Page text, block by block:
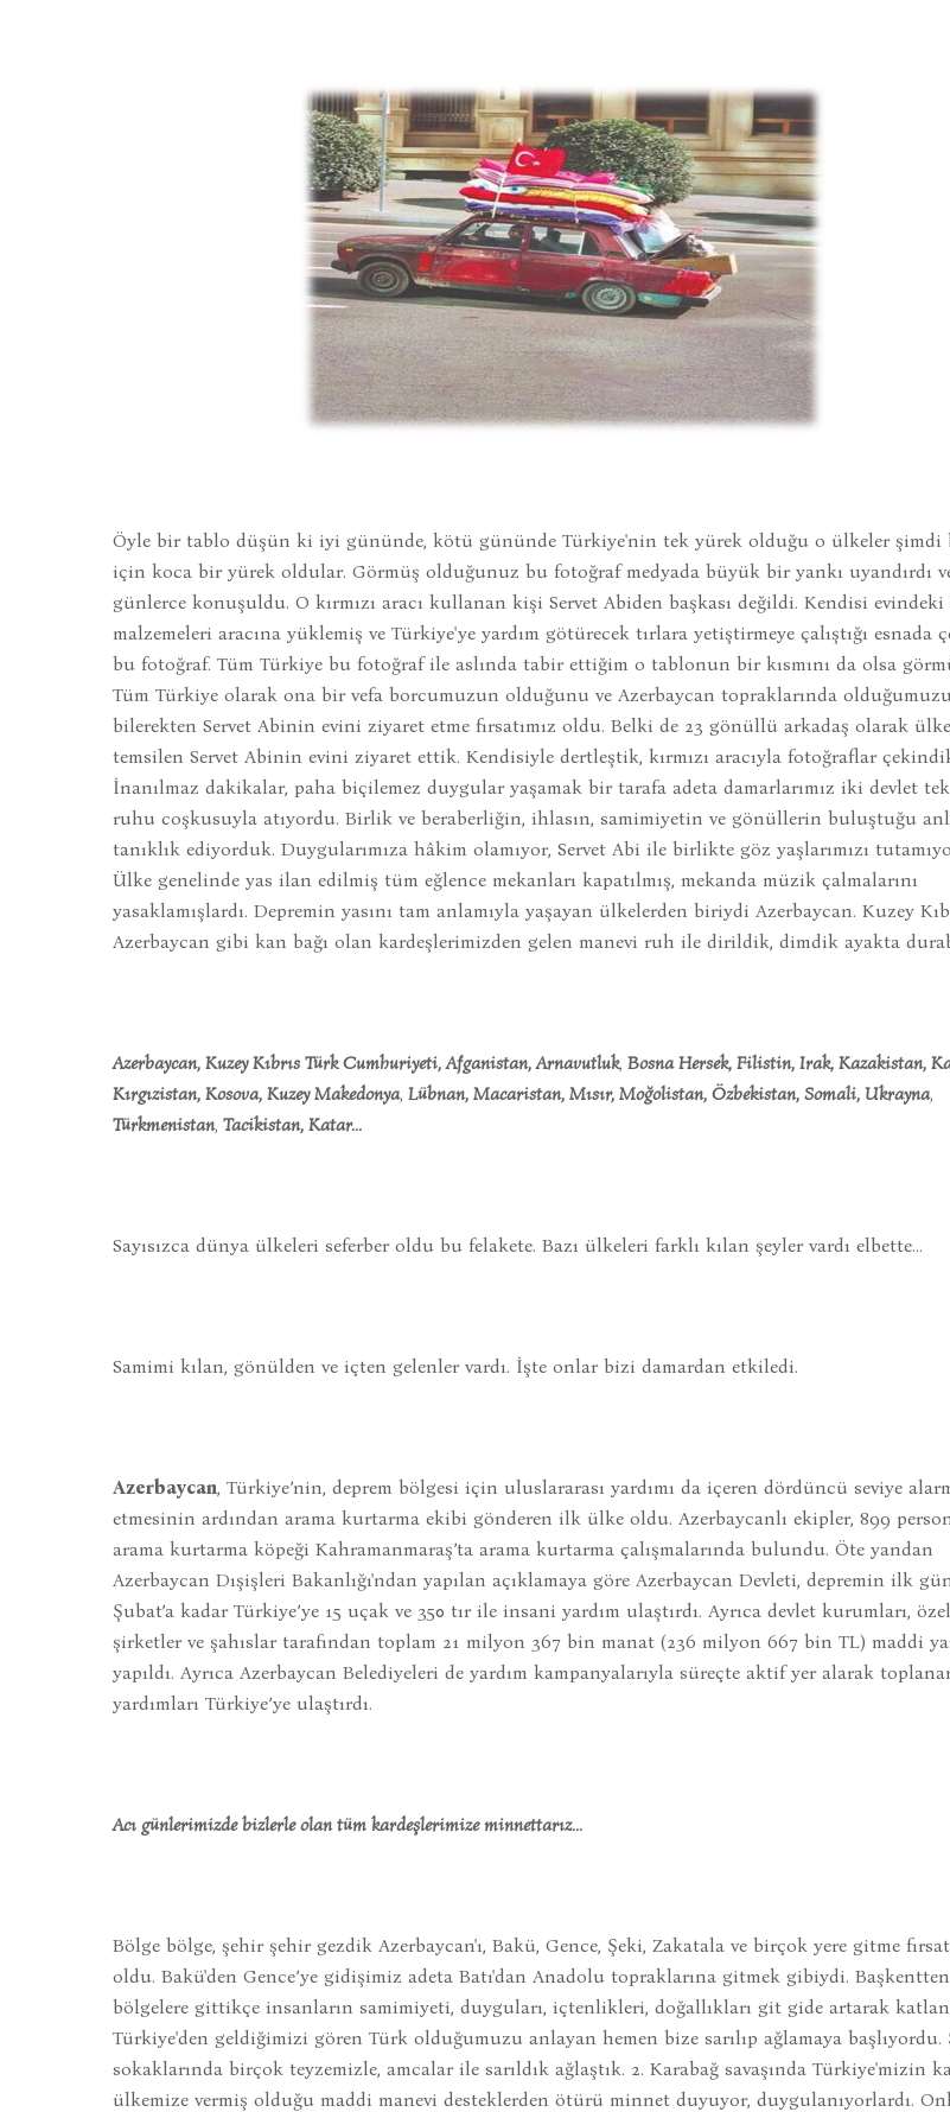
Öyle bir tablo düşün ki iyi gününde, kötü gününde Türkiye'nin tek yürek olduğu o ülkeler şimdi
için koca bir yürek oldular. Görmüş olduğunuz bu fotoğraf medyada büyük bir yankı uyandırdı
günlerce konuşuldu. O kırmızı aracı kullanan kişi Servet Abiden başkası değildi. Kendisi
malzemeleri aracına yüklemiş ve Türkiye'ye yardım götürecek tırlara yetiştirmeye çalıştığı esnada
bu fotoğraf. Tüm Türkiye bu fotoğraf ile aslında tabir ettiğim o tablonun bir kısmını da olsa
Tüm Türkiye olarak ona bir vefa borcumuzun olduğunu ve Azerbaycan topraklarında
bilerekten Servet Abinin evini ziyaret etme fırsatımız oldu. Belki de 23 gönüllü arkadaş olarak
temsilen Servet Abinin evini ziyaret ettik. Kendisiyle dertleştik, kırmızı aracıyla fotoğraflar
İnanılmaz dakikalar, paha biçilemez duygular yaşamak bir tarafa adeta damarlarımız iki devlet
ruhu coşkusuyla atıyordu. Birlik ve beraberliğin, ihlasın, samimiyetin ve gönüllerin buluştuğu
tanıklık ediyorduk. Duygularımıza hâkim olamıyor, Servet Abi ile birlikte göz yaşlarımızı
Ülke genelinde yas ilan edilmiş tüm eğlence mekanları kapatılmış, mekanda müzik çalmalarını
yasaklamışlardı. Depremin yasını tam anlamıyla yaşayan ülkelerden biriydi Azerbaycan. Kuzey
Azerbaycan gibi kan bağı olan kardeşlerimizden gelen manevi ruh ile dirildik, dimdik ayakta
Azerbaycan, Kuzey Kıbrıs Türk Cumhuriyeti, Afganistan, Arnavutluk, Bosna Hersek, Filistin, Irak, Kazakistan,
Kırgızistan, Kosova, Kuzey Makedonya, Lübnan, Macaristan, Mısır, Moğolistan, Özbekistan, Somali, Ukrayna,
Türkmenistan, Tacikistan, Katar...
Sayısızca dünya ülkeleri seferber oldu bu felakete. Bazı ülkeleri farklı kılan şeyler vardı elbette...
Samimi kılan, gönülden ve içten gelenler vardı. İşte onlar bizi damardan etkiledi.
Azerbaycan, Türkiye’nin, deprem bölgesi için uluslararası yardımı da içeren dördüncü seviye
etmesinin ardından arama kurtarma ekibi gönderen ilk ülke oldu. Azerbaycanlı ekipler, 899
arama kurtarma köpeği Kahramanmaraş’ta arama kurtarma çalışmalarında bulundu. Öte yandan
Azerbaycan Dışişleri Bakanlığı'ndan yapılan açıklamaya göre Azerbaycan Devleti, depremin ilk
Şubat’a kadar Türkiye’ye 15 uçak ve 350 tır ile insani yardım ulaştırdı. Ayrıca devlet kurumları, özel
şirketler ve şahıslar tarafından toplam 21 milyon 367 bin manat (236 milyon 667 bin TL) maddi
yapıldı. Ayrıca Azerbaycan Belediyeleri de yardım kampanyalarıyla süreçte aktif yer alarak
yardımları Türkiye’ye ulaştırdı.
Acı günlerimizde bizlerle olan tüm kardeşlerimize minnettarız...
Bölge bölge, şehir şehir gezdik Azerbaycan'ı, Bakü, Gence, Şeki, Zakatala ve birçok yere gitme
oldu. Bakü'den Gence’ye gidişimiz adeta Batı'dan Anadolu topraklarına gitmek gibiydi.
bölgelere gittikçe insanların samimiyeti, duyguları, içtenlikleri, doğallıkları git gide artarak
Türkiye'den geldiğimizi gören Türk olduğumuzu anlayan hemen bize sarılıp ağlamaya başlıyordu.
sokaklarında birçok teyzemizle, amcalar ile sarıldık ağlaştık. 2. Karabağ savaşında Türkiye'mizin
ülkemize vermiş olduğu maddi manevi desteklerden ötürü minnet duyuyor, duygulanıyorlardı.